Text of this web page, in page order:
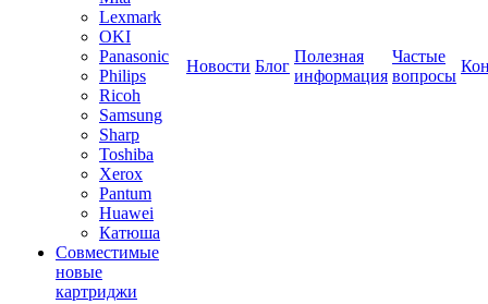
Lexmark
OKI
Panasonic
Philips
Ricoh
Samsung
Sharp
Toshiba
Xerox
Pantum
Huawei
Катюша
Совместимые
новые
картриджи
Новости Блог
Полезная
информация
Частые
вопросы